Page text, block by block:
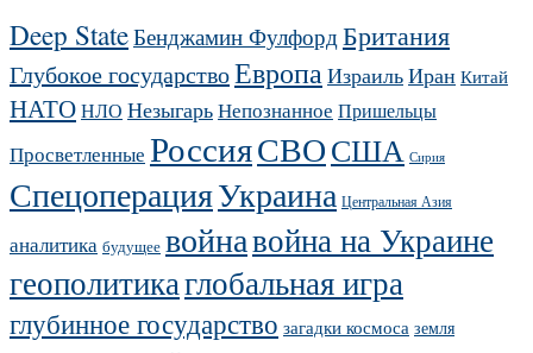
Deep StateБенджамин ФулфордБритания
Глубокое государствоЕвропаИзраильИран Китай
НАТОНЛО НезыгарьНепознанное Пришельцы
Просветленные РоссияСВОСША Сирия
СпецоперацияУкраина Центральная Азия
аналитика будущее войнавойна на Украине
геополитикаглобальная игра
глубинное государство загадки космоса земля